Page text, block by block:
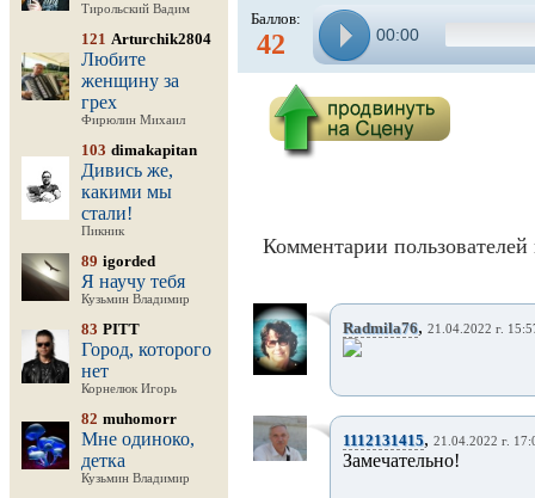
Тирольский Вадим
121 Arturchik2804
Любите
женщину за
грех
Фирюлин Михаил
103 dimakapitan
Дивись же,
какими мы
стали!
Пикник
89 igorded
Я научу тебя
Кузьмин Владимир
83 PITT
Город, которого
нет
Корнелюк Игорь
82 muhomorr
Мне одиноко,
детка
Кузьмин Владимир
Баллов:
42 00:00
Комментарии пользователей
Radmila76, 21.04.2022 г.
1112131415, 21.04.2022 г.
Замечательно!